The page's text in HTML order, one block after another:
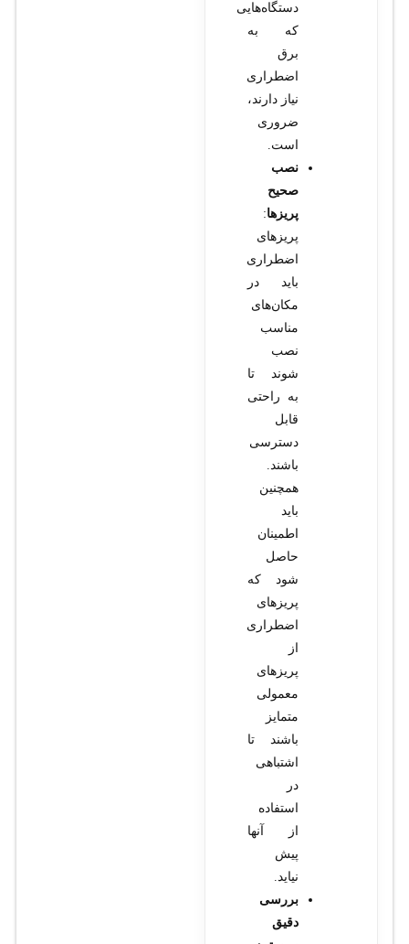
دستگاه‌هایی
که به
برق
اضطراری
نیاز دارند،
ضروری
است.
نصب
صحیح
پریزها:
پریزهای
اضطراری
باید در
مکان‌های
مناسب
نصب
شوند تا
به راحتی
قابل
دسترسی
باشند.
همچنین
باید
اطمینان
حاصل
شود که
پریزهای
اضطراری
از
پریزهای
معمولی
متمایز
باشند تا
اشتباهی
در
استفاده
از آنها
پیش
نیاید.
بررسی
دقیق